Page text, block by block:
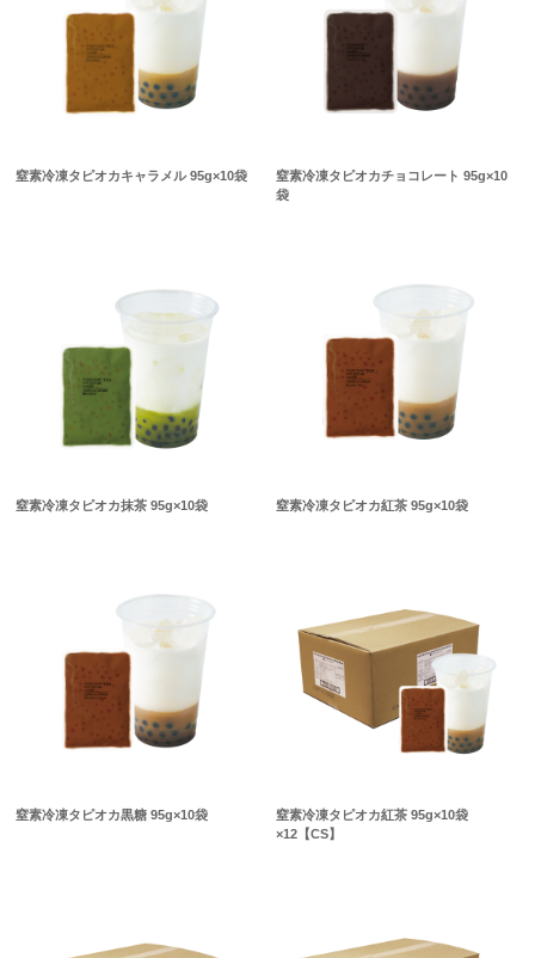
窒素冷凍タピオカキャラメル 95g×10袋
窒素冷凍タピオカチョコレート 95g×10
袋
窒素冷凍タピオカ抹茶 95g×10袋 窒素冷凍タピオカ紅茶 95g×10袋
窒素冷凍タピオカ黒糖 95g×10袋
窒素冷凍タピオカ紅茶 95g×10袋
×12【CS】